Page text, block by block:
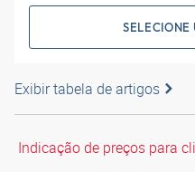
SELECIONE
Exibir tabela de artigos
Indicação de preços para